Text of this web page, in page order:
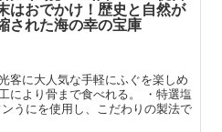
はおでかけ！歴史と自然が
された海の幸の宝庫
客に大人気な手軽にふぐを楽しめ
により骨まで食べれる。 ・特選塩
うにを使用し、こだわりの製法で